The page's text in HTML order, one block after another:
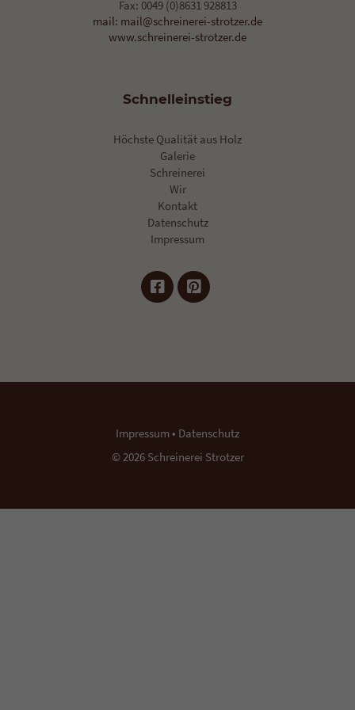
Fax: 0049 (0)8631 928813
mail: mail@schreinerei-strotzer.de
www.schreinerei-strotzer.de
Schnelleinstieg
Höchste Qualität aus Holz
Galerie
Schreinerei
Wir
Kontakt
Datenschutz
Impressum
Impressum• Datenschutz
© 2026 Schreinerei Strotzer